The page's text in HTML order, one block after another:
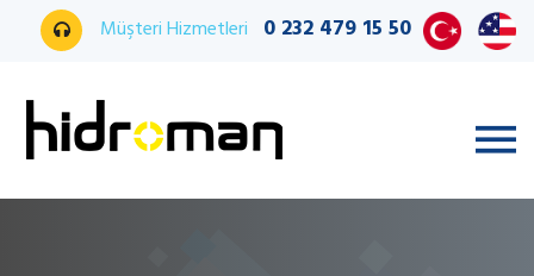
Müşteri Hizmetleri 0 232 479 15 50